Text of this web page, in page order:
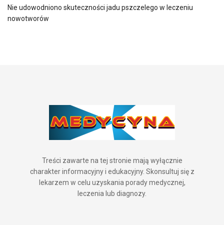
Nie udowodniono skuteczności jadu pszczelego w leczeniu
nowotworów
Treści zawarte na tej stronie mają wyłącznie
charakter informacyjny i edukacyjny. Skonsultuj się z
lekarzem w celu uzyskania porady medycznej,
leczenia lub diagnozy.